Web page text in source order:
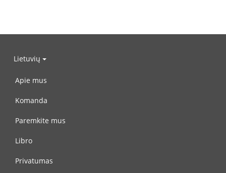
Lietuvių
Apie mus
Komanda
Paremkite mus
Libro
Privatumas